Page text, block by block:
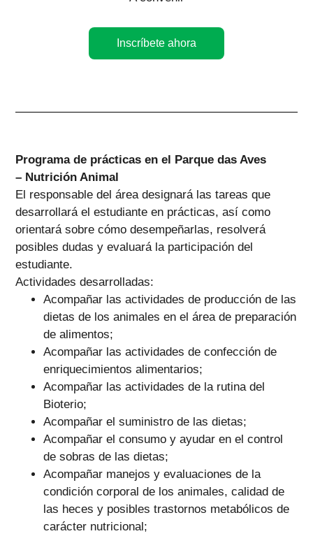
Inscríbete ahora
Programa de prácticas en el Parque das Aves
– Nutrición Animal
El responsable del área designará las tareas que
desarrollará el estudiante en prácticas, así como
orientará sobre cómo desempeñarlas, resolverá
posibles dudas y evaluará la participación del
estudiante.
Actividades desarrolladas:
Acompañar las actividades de producción de las
dietas de los animales en el área de preparación
de alimentos;
Acompañar las actividades de confección de
enriquecimientos alimentarios;
Acompañar las actividades de la rutina del
Bioterio;
Acompañar el suministro de las dietas;
Acompañar el consumo y ayudar en el control
de sobras de las dietas;
Acompañar manejos y evaluaciones de la
condición corporal de los animales, calidad de
las heces y posibles trastornos metabólicos de
carácter nutricional;